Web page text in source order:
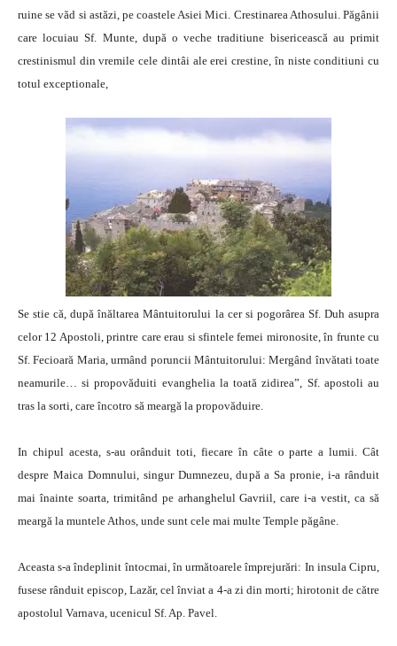
ruine se văd si astăzi, pe coastele Asiei Mici. Crestinarea Athosului. Păgânii
care locuiau Sf. Munte, după o veche traditiune bisericească au primit
crestinismul din vremile cele dintâi ale erei crestine, în niste conditiuni cu
totul exceptionale,
Se stie că, după înăltarea Mântuitorului la cer si pogorârea Sf. Duh asupra
celor 12 Apostoli, printre care erau si sfintele femei mironosite, în frunte cu
Sf. Fecioară Maria, urmând poruncii Mântuitorului: Mergând învătati toate
neamurile… si propovăduiti evanghelia la toată zidirea”, Sf. apostoli au
tras la sorti, care încotro să meargă la propovăduire.
In chipul acesta, s-au orânduit toti, fiecare în câte o parte a lumii. Cât
despre Maica Domnului, singur Dumnezeu, după a Sa pronie, i-a rânduit
mai înainte soarta, trimitând pe arhanghelul Gavriil, care i-a vestit, ca să
meargă la muntele Athos, unde sunt cele mai multe Temple păgâne.
Aceasta s-a îndeplinit întocmai, în următoarele împrejurări: In insula Cipru,
fusese rânduit episcop, Lazăr, cel înviat a 4-a zi din morti; hirotonit de către
apostolul Varnava, ucenicul Sf. Ap. Pavel.